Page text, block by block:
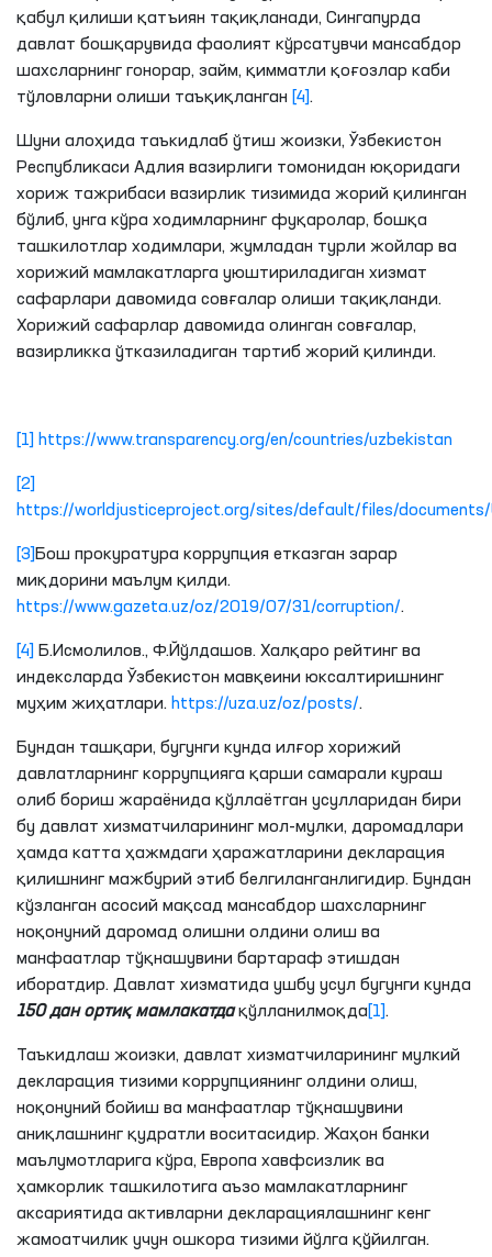
қабул қилиши қатъиян тақиқланади, Сингапурда
давлат бошқарувида фаолият кўрсатувчи мансабдор
шахсларнинг гонорар, займ, қимматли қоғозлар каби
тўловларни олиши таъқиқланган [4] .
Шуни алоҳида таъкидлаб ўтиш жоизки, Ўзбекистон
Республикаси Адлия вазирлиги томонидан юқоридаги
хориж тажрибаси вазирлик тизимида жорий қилинган
бўлиб, унга кўра ходимларнинг фуқаролар, бошқа
ташкилотлар ходимлари, жумладан турли жойлар ва
хорижий мамлакатларга уюштириладиган хизмат
сафарлари давомида совғалар олиши тақиқланди.
Хорижий сафарлар давомида олинган совғалар,
вазирликка ўтказиладиган тартиб жорий қилинди.
[1] https://www.transparency.org/en/countries/uzbekistan
[2]
https://worldjusticeproject.org/sites/default/files/documents/
[3] Бош прокуратура коррупция етказган зарар
миқдорини маълум қилди.
https://www.gazeta.uz/oz/2019/07/31/corruption/.
[4] Б.Исмолилов., Ф.Йўлдашов. Халқаро рейтинг ва
индексларда Ўзбекистон мавқеини юксалтиришнинг
муҳим жиҳатлари. https://uza.uz/oz/posts/.
Бундан ташқари, бугунги кунда илғор хорижий
давлатларнинг коррупцияга қарши самарали кураш
олиб бориш жараёнида қўллаётган усулларидан бири
бу давлат хизматчиларининг мол-мулки, даромадлари
ҳамда катта ҳажмдаги ҳаражатларини декларация
қилишнинг мажбурий этиб белгиланганлигидир. Бундан
кўзланган асосий мақсад мансабдор шахсларнинг
ноқонуний даромад олишни олдини олиш ва
манфаатлар тўқнашувини бартараф этишдан
иборатдир. Давлат хизматида ушбу усул бугунги кунда
150 дан ортиқ мамлакатдақўлланилмоқда [1] .
Таъкидлаш жоизки, давлат хизматчиларининг мулкий
декларация тизими коррупциянинг олдини олиш,
ноқонуний бойиш ва манфаатлар тўқнашувини
аниқлашнинг қудратли воситасидир. Жаҳон банки
маълумотларига кўра, Европа хавфсизлик ва
ҳамкорлик ташкилотига аъзо мамлакатларнинг
аксариятида активларни декларациялашнинг кенг
жамоатчилик учун ошкора тизими йўлга қўйилган.